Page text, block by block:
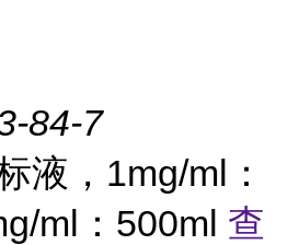
84-7
液，1mg/ml：
ml：500ml 查